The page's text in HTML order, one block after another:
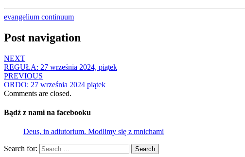
evangelium continuum
Post navigation
NEXT
REGUŁA: 27 września 2024, piątek
PREVIOUS
ORDO: 27 września 2024 piątek
Comments are closed.
Bądź z nami na facebooku
Deus, in adiutorium. Modlimy się z mnichami
Search for: Search